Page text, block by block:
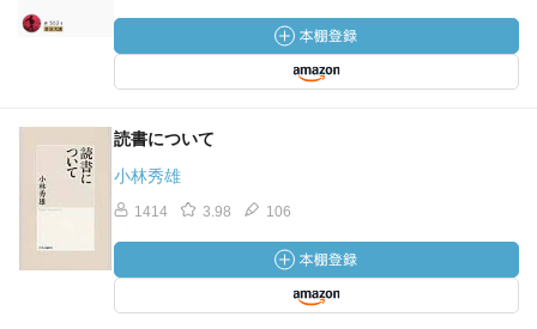
読書について
小林秀雄
1414 3.98 106